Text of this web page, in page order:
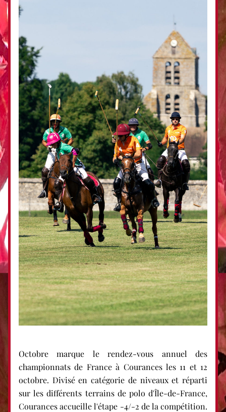
Octobre marque le rendez-vous annuel des
championnats de France à Courances les 11 et 12
octobre. Divisé en catégorie de niveaux et réparti
sur les différents terrains de polo d'Île-de-France,
Courances accueille l'étape -4/-2 de la compétition.